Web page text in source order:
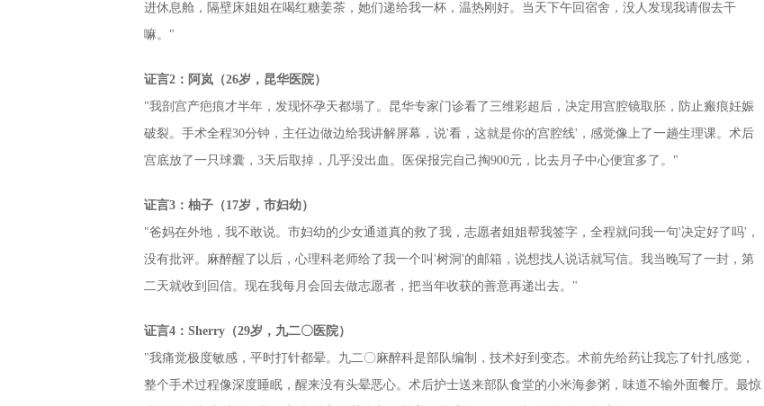
进休息舱，隔壁床姐姐在喝红糖姜茶，她们递给我一杯，温热刚好。当天下午回宿舍，没人发现我请假去干
嘛。"
证言2：阿岚（26岁，昆华医院）
"我剖宫产疤痕才半年，发现怀孕天都塌了。昆华专家门诊看了三维彩超后，决定用宫腔镜取胚，防止瘢痕妊娠
破裂。手术全程30分钟，主任边做边给我讲解屏幕，说'看，这就是你的宫腔线'，感觉像上了一趟生理课。术后
宫底放了一只球囊，3天后取掉，几乎没出血。医保报完自己掏900元，比去月子中心便宜多了。"
证言3：柚子（17岁，市妇幼）
"爸妈在外地，我不敢说。市妇幼的少女通道真的救了我，志愿者姐姐帮我签字，全程就问我一句'决定好了吗'，
没有批评。麻醉醒了以后，心理科老师给了我一个叫'树洞'的邮箱，说想找人说话就写信。我当晚写了一封，第
二天就收到回信。现在我每月会回去做志愿者，把当年收获的善意再递出去。"
证言4：Sherry（29岁，九二〇医院）
"我痛觉极度敏感，平时打针都晕。九二〇麻醉科是部队编制，技术好到变态。术前先给药让我忘了针扎感觉，
整个手术过程像深度睡眠，醒来没有头晕恶心。术后护士送来部队食堂的小米海参粥，味道不输外面餐厅。最惊